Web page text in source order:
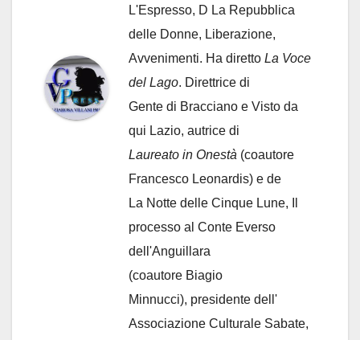
L'Espresso, D La Repubblica
delle Donne, Liberazione,
Avvenimenti. Ha diretto La Voce
del Lago. Direttrice di
Gente di Bracciano e Visto da
qui Lazio, autrice di
Laureato in Onestà (coautore
Francesco Leonardis) e de
La Notte delle Cinque Lune, Il
processo al Conte Everso
dell'Anguillara
(coautore Biagio
Minnucci), presidente dell'
Associazione Culturale Sabate,